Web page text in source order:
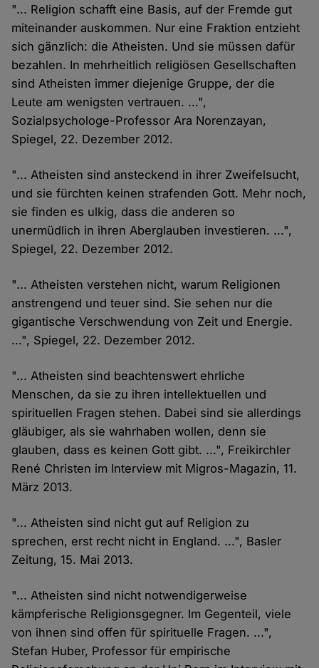
"... Religion schafft eine Basis, auf der Fremde gut
miteinander auskommen. Nur eine Fraktion entzieht
sich gänzlich: die Atheisten. Und sie müssen dafür
bezahlen. In mehrheitlich religiösen Gesellschaften
sind Atheisten immer diejenige Gruppe, der die
Leute am wenigsten vertrauen. ...",
Sozialpsychologe-Professor Ara Norenzayan,
Spiegel, 22. Dezember 2012.
"... Atheisten sind ansteckend in ihrer Zweifelsucht,
und sie fürchten keinen strafenden Gott. Mehr noch,
sie finden es ulkig, dass die anderen so
unermüdlich in ihren Aberglauben investieren. ...",
Spiegel, 22. Dezember 2012.
"... Atheisten verstehen nicht, warum Religionen
anstrengend und teuer sind. Sie sehen nur die
gigantische Verschwendung von Zeit und Energie.
...", Spiegel, 22. Dezember 2012.
"... Atheisten sind beachtenswert ehrliche
Menschen, da sie zu ihren intellektuellen und
spirituellen Fragen stehen. Dabei sind sie allerdings
gläubiger, als sie wahrhaben wollen, denn sie
glauben, dass es keinen Gott gibt. ...", Freikirchler
René Christen im Interview mit Migros-Magazin, 11.
März 2013.
"... Atheisten sind nicht gut auf Religion zu
sprechen, erst recht nicht in England. ...", Basler
Zeitung, 15. Mai 2013.
"... Atheisten sind nicht notwendigerweise
kämpferische Religionsgegner. Im Gegenteil, viele
von ihnen sind offen für spirituelle Fragen. ...",
Stefan Huber, Professor für empirische